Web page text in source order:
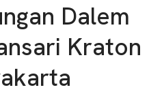
Dalem
Kraton